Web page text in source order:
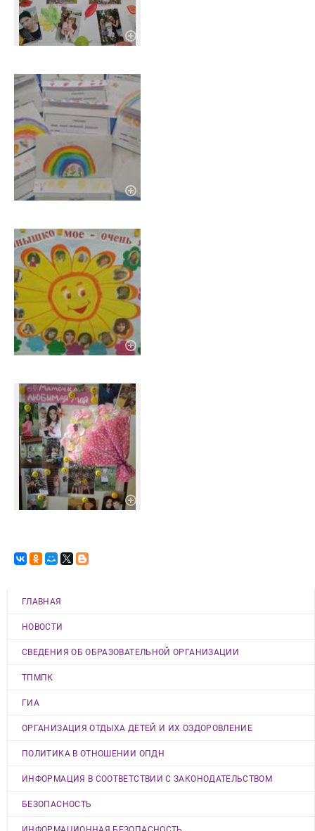
ГЛАВНАЯ
НОВОСТИ
СВЕДЕНИЯ ОБ ОБРАЗОВАТЕЛЬНОЙ ОРГАНИЗАЦИИ
ТПМПК
ГИА
ОРГАНИЗАЦИЯ ОТДЫХА ДЕТЕЙ И ИХ ОЗДОРОВЛЕНИЕ
ПОЛИТИКА В ОТНОШЕНИИ ОПДН
ИНФОРМАЦИЯ В СООТВЕТСТВИИ С ЗАКОНОДАТЕЛЬСТВОМ
БЕЗОПАСНОСТЬ